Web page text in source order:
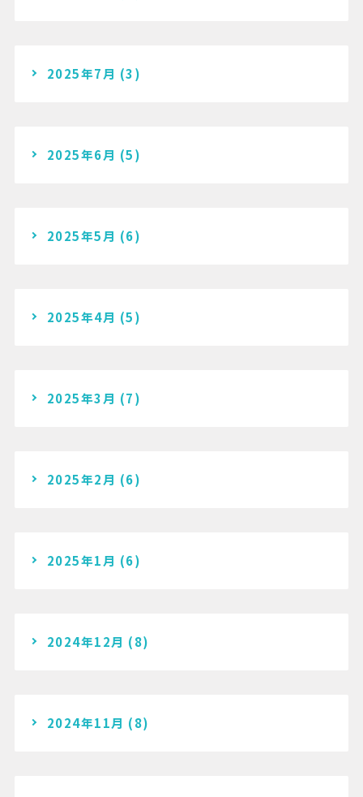
2025年7月 (3)
2025年6月 (5)
2025年5月 (6)
2025年4月 (5)
2025年3月 (7)
2025年2月 (6)
2025年1月 (6)
2024年12月 (8)
2024年11月 (8)